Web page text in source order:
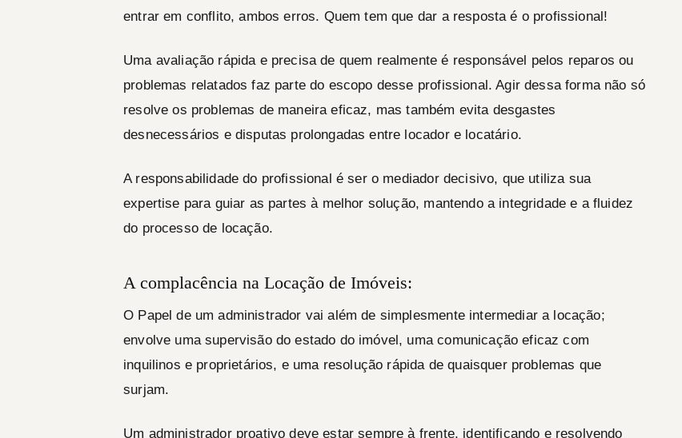
entrar em conflito, ambos erros. Quem tem que dar a resposta é o profissional!
Uma avaliação rápida e precisa de quem realmente é responsável pelos reparos ou
problemas relatados faz parte do escopo desse profissional. Agir dessa forma não só
resolve os problemas de maneira eficaz, mas também evita desgastes
desnecessários e disputas prolongadas entre locador e locatário.
A responsabilidade do profissional é ser o mediador decisivo, que utiliza sua
expertise para guiar as partes à melhor solução, mantendo a integridade e a fluidez
do processo de locação.
A complacência na Locação de Imóveis:
O Papel de um administrador vai além de simplesmente intermediar a locação;
envolve uma supervisão do estado do imóvel, uma comunicação eficaz com
inquilinos e proprietários, e uma resolução rápida de quaisquer problemas que
surjam.
Um administrador proativo deve estar sempre à frente, identificando e resolvendo